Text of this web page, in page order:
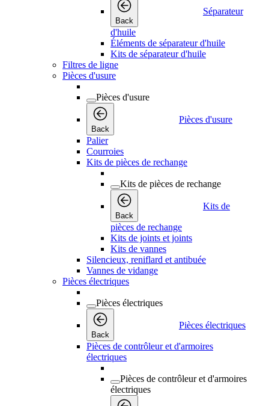
Back
Séparateur
d'huile
Éléments de séparateur d'huile
Kits de séparateur d'huile
Filtres de ligne
Pièces d'usure
Pièces d'usure
Back
Pièces d'usure
Palier
Courroies
Kits de pièces de rechange
Kits de pièces de rechange
Back
Kits de
pièces de rechange
Kits de joints et joints
Kits de vannes
Silencieux, reniflard et antibuée
Vannes de vidange
Pièces électriques
Pièces électriques
Back
Pièces électriques
Pièces de contrôleur et d'armoires
électriques
Pièces de contrôleur et d'armoires
électriques